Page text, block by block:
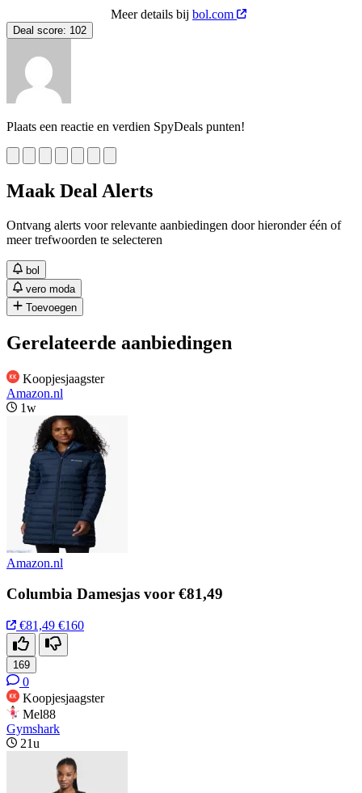
Meer details bij bol.com
Deal score: 102
Plaats een reactie en verdien SpyDeals punten!
Maak Deal Alerts
Ontvang alerts voor relevante aanbiedingen door hieronder één of
meer trefwoorden te selecteren
bol
vero moda
Toevoegen
Gerelateerde aanbiedingen
Koopjesjaagster
Amazon.nl
1w
Amazon.nl
Columbia Damesjas voor €81,49
€81,49 €160
169
0
Koopjesjaagster
Mel88
Gymshark
21u